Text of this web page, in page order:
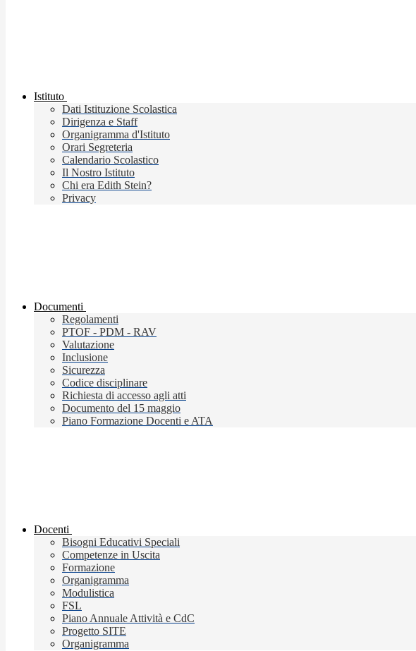
Istituto
Dati Istituzione Scolastica
Dirigenza e Staff
Organigramma d'Istituto
Orari Segreteria
Calendario Scolastico
Il Nostro Istituto
Chi era Edith Stein?
Privacy
Documenti
Regolamenti
PTOF - PDM - RAV
Valutazione
Inclusione
Sicurezza
Codice disciplinare
Richiesta di accesso agli atti
Documento del 15 maggio
Piano Formazione Docenti e ATA
Docenti
Bisogni Educativi Speciali
Competenze in Uscita
Formazione
Organigramma
Modulistica
FSL
Piano Annuale Attività e CdC
Progetto SITE
Organigramma